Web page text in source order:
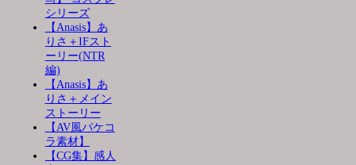
シリーズ
【Anasis】あ
りさ＋IFスト
ーリー(NTR
編)
【Anasis】あ
りさ＋メイン
ストーリー
【AV風パケコ
ラ素材】
【CG集】感人